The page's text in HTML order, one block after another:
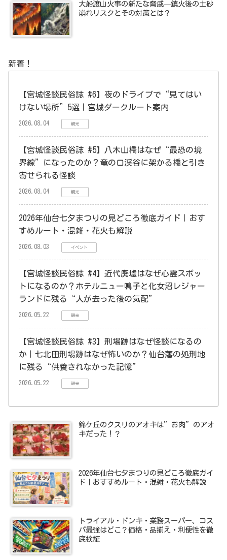
大船渡山火事の新たな脅威—鎮火後の土砂
崩れリスクとその対策とは？
新着！
【宮城怪談民俗誌 #6】夜のドライブで“見てはい
けない場所”5選｜宮城ダークルート案内
2026.08.04 観光
【宮城怪談民俗誌 #5】八木山橋はなぜ“最恐の境
界線”になったのか？竜の口渓谷に架かる橋と引き
寄せられる怪談
2026.08.04 観光
2026年仙台七夕まつりの見どころ徹底ガイド｜おす
すめルート・混雑・花火も解説
2026.08.03 イベント
【宮城怪談民俗誌 #4】近代廃墟はなぜ心霊スポッ
トになるのか？ホテルニュー鳴子と化女沼レジャー
ランドに残る“人が去った後の気配”
2026.05.22 観光
【宮城怪談民俗誌 #3】刑場跡はなぜ怪談になるの
か｜七北田刑場跡はなぜ怖いのか？仙台藩の処刑地
に残る“供養されなかった記憶”
2026.05.22 観光
錦ケ丘のクスリのアオキは”お肉”のアオ
キだった！？
2026年仙台七夕まつりの見どころ徹底ガイ
ド｜おすすめルート・混雑・花火も解説
トライアル・ドンキ・業務スーパー、コス
パ最強はどこ？価格・品揃え・利便性を徹
底検証